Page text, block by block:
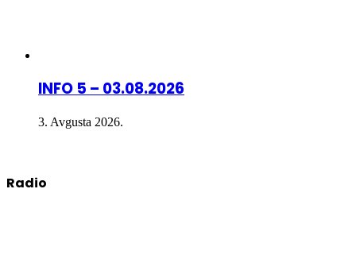
INFO 5 – 03.08.2026
3. Avgusta 2026.
Radio